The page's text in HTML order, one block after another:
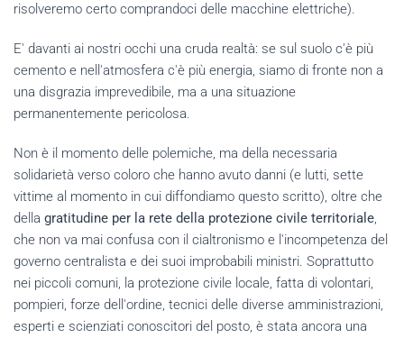
risolveremo certo comprandoci delle macchine elettriche).
E' davanti ai nostri occhi una cruda realtà: se sul suolo c'è più
cemento e nell'atmosfera c'è più energia, siamo di fronte non a
una disgrazia imprevedibile, ma a una situazione
permanentemente pericolosa.
Non è il momento delle polemiche, ma della necessaria
solidarietà verso coloro che hanno avuto danni (e lutti, sette
vittime al momento in cui diffondiamo questo scritto), oltre che
della gratitudine per la rete della protezione civile territoriale,
che non va mai confusa con il cialtronismo e l'incompetenza del
governo centralista e dei suoi improbabili ministri. Soprattutto
nei piccoli comuni, la protezione civile locale, fatta di volontari,
pompieri, forze dell'ordine, tecnici delle diverse amministrazioni,
esperti e scienziati conoscitori del posto, è stata ancora una